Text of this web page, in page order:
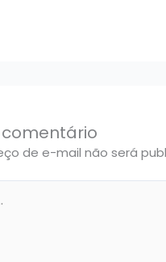
comentário
de e-mail não será